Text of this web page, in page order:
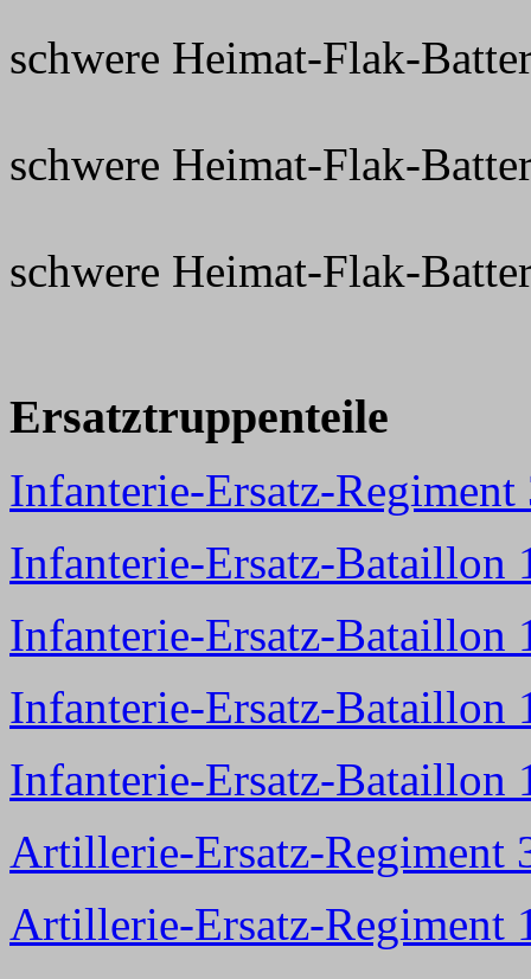
schwere Heimat-Flak-
schwere Heimat-Flak-
schwere Heimat-Flak-
Ersatztruppenteile
Infanterie-Ersatz-Regiment
Infanterie-Ersatz-Bataillon
Infanterie-Ersatz-Bataillon
Infanterie-Ersatz-Bataillon
Infanterie-Ersatz-Bataillon
Artillerie-Ersatz-Regiment
Artillerie-Ersatz-Regiment